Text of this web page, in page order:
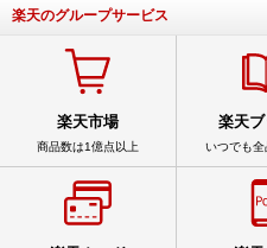
楽天のグループサービス
楽天市場
商品数は1億点以上
楽天
いつでも